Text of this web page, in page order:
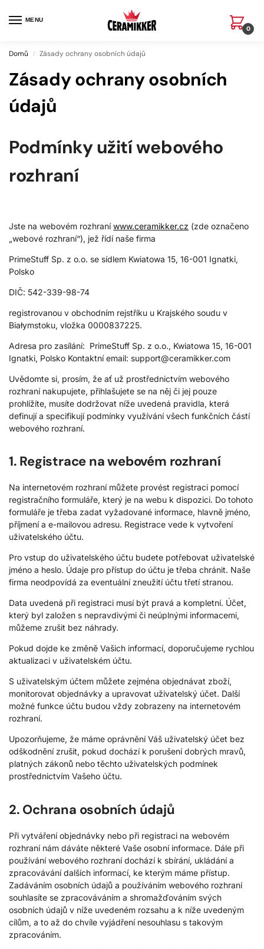
MENU
0
Domů / Zásady ochrany osobních údajů
Zásady ochrany osobních
údajů
Podmínky užití webového
rozhraní
Jste na webovém rozhraníwww.ceramikker.cz (zde označeno
„webové rozhraní“), jež řídí naše firma
PrimeStuff Sp. z o.o. se sídlem Kwiatowa 15, 16-001 Ignatki,
Polsko
DIČ: 542-339-98-74
registrovanou v obchodním rejstříku u Krajského soudu v
Białymstoku, vložka 0000837225.
Adresa pro zasílání: PrimeStuff Sp. z o.o., Kwiatowa 15, 16-001
Ignatki, Polsko Kontaktní email: support@ceramikker.com
Uvědomte si, prosím, že ať už prostřednictvím webového
rozhraní nakupujete, přihlašujete se na něj či jej pouze
prohlížíte, musíte dodržovat níže uvedená pravidla, která
definují a specifikují podmínky využívání všech funkčních částí
webového rozhraní.
1. Registrace na webovém rozhraní
Na internetovém rozhraní můžete provést registraci pomocí
registračního formuláře, který je na webu k dispozici. Do tohoto
formuláře je třeba zadat vyžadované informace, hlavně jméno,
příjmení a e-mailovou adresu. Registrace vede k vytvoření
uživatelského účtu.
Pro vstup do uživatelského účtu budete potřebovat uživatelské
jméno a heslo. Údaje pro přístup do účtu je třeba chránit. Naše
firma neodpovídá za eventuální zneužití účtu třetí stranou.
Data uvedená při registraci musí být pravá a kompletní. Účet,
který byl založen s nepravdivými či neúplnými informacemi,
můžeme zrušit bez náhrady.
Pokud dojde ke změně Vašich informací, doporučujeme rychlou
aktualizaci v uživatelském účtu.
S uživatelským účtem můžete zejména objednávat zboží,
monitorovat objednávky a upravovat uživatelský účet. Další
možné funkce účtu budou vždy zobrazeny na internetovém
rozhraní.
Upozorňujeme, že máme oprávnění Váš uživatelský účet bez
odškodnění zrušit, pokud dochází k porušení dobrých mravů,
platných zákonů nebo těchto uživatelských podmínek
prostřednictvím Vašeho účtu.
2. Ochrana osobních údajů
Při vytváření objednávky nebo při registraci na webovém
rozhraní nám dáváte některé Vaše osobní informace. Dále při
používání webového rozhraní dochází k sbírání, ukládání a
zpracovávání dalších informací, ke kterým máme přístup.
Zadáváním osobních údajů a používáním webového rozhraní
souhlasíte se zpracováváním a shromažďováním svých
osobních údajů v níže uvedeném rozsahu a k níže uvedeným
cílům, a to až do chvíle vyjádření nesouhlasu s takovým
zpracováním.